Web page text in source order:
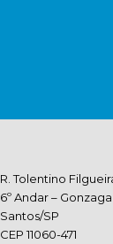
R. Tolentino
6º Andar –
Santos/SP
CEP 11060-471